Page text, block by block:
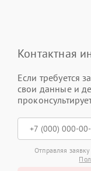
Контактная
Если требуется
свои данные и
Отправляя